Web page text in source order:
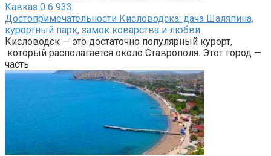
Кавказ 0 6 933
Достопримечательности Кисловодска: дача Шаляпина,
курортный парк, замок коварства и любви
Кисловодск — это достаточно популярный курорт,
который располагается около Ставрополя. Этот город —
часть